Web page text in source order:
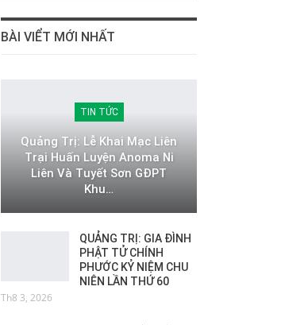
BÀI VIỂT MỚI NHẤT
TIN TỨC
Quảng Trị: Lễ Khai Mạc Liên
Trại Huấn Luyện Anoma Ni
Liên Và Tuyết Sơn GĐPT
Khu…
QUẢNG TRỊ: GIA ĐÌNH
PHẬT TỬ CHÍNH
PHƯỚC KỶ NIỆM CHU
NIÊN LẦN THỨ 60
Th8 3, 2026